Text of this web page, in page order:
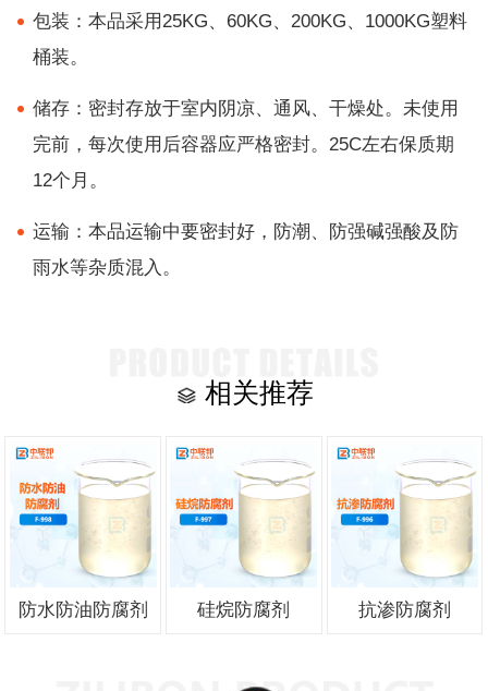
包装：本品采用25KG、60KG、200KG、1000KG塑料
桶装。
储存：密封存放于室内阴凉、通风、干燥处。未使用
完前，每次使用后容器应严格密封。25C左右保质期
12个月。
运输：本品运输中要密封好，防潮、防强碱强酸及防
雨水等杂质混入。
相关推荐
防水防油防腐剂 硅烷防腐剂 抗渗防腐剂